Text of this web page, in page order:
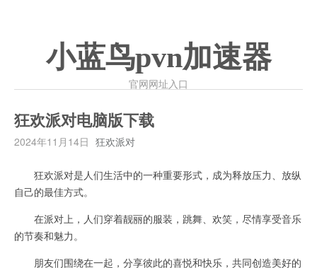
小蓝鸟pvn加速器
官网网址入口
狂欢派对电脑版下载
2024年11月14日 狂欢派对
狂欢派对是人们生活中的一种重要形式，成为释放压力、放纵
自己的最佳方式。
在派对上，人们穿着靓丽的服装，跳舞、欢笑，尽情享受音乐
的节奏和魅力。
朋友们围绕在一起，分享彼此的喜悦和快乐，共同创造美好的